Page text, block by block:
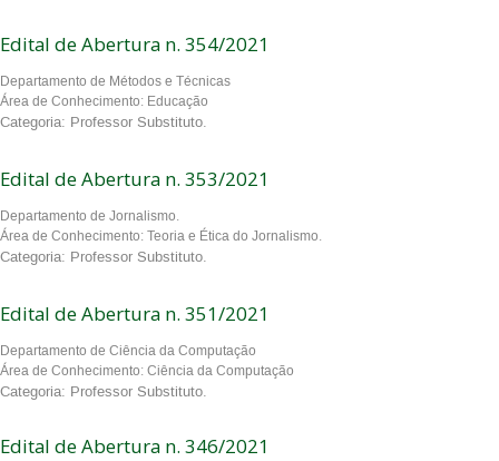
Edital de Abertura n. 354/2021
Departamento de Métodos e Técnicas
Área de Conhecimento: Educação
Categoria: Professor Substituto.
Edital de Abertura n. 353/2021
Departamento de Jornalismo.
Área de Conhecimento: Teoria e Ética do Jornalismo.
Categoria: Professor Substituto.
Edital de Abertura n. 351/2021
Departamento de Ciência da Computação
Área de Conhecimento: Ciência da Computação
Categoria: Professor Substituto.
Edital de Abertura n. 346/2021